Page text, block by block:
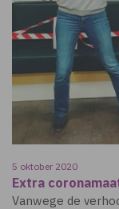
5 oktober 2020
Extra
Vanwege de